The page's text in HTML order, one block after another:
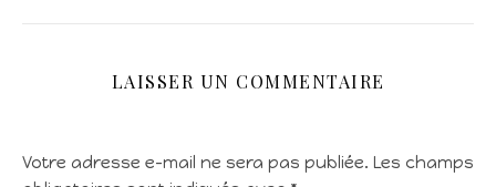
LAISSER UN COMMENTAIRE
Votre adresse e-mail ne sera pas publiée. Les champs